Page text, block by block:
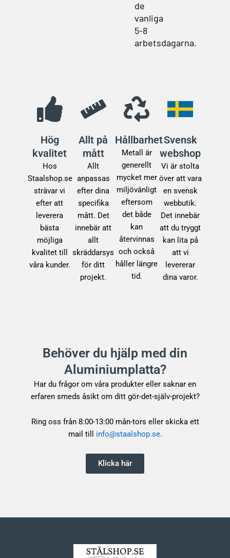
de
vanliga
5-8
arbetsdagarna.
Hög
kvalitet
Hos
Staalshop.se
strävar vi
efter att
leverera
bästa
möjliga
kvalitet till
våra kunder.
Allt på
mått
Allt
anpassas
efter dina
specifika
mått. Det
innebär att
allt
skräddarsys
för ditt
projekt.
Hållbarhet
Metall är
generellt
mycket mer
miljövänligt
eftersom
det både
kan
återvinnas
och också
håller längre
tid.
Svensk
webshop
Vi är stolta
över att vara
en svensk
webbutik.
Det innebär
att du tryggt
kan lita på
att vi
levererar
dina varor.
Behöver du hjälp med din
Aluminiumplatta?
Har du frågor om våra produkter eller saknar en
erfaren smeds åsikt om ditt gör-det-själv-projekt?
Ring oss från 8:00-13:00 mån-tors eller skicka ett
mail till info@staalshop.se.
Klicka här